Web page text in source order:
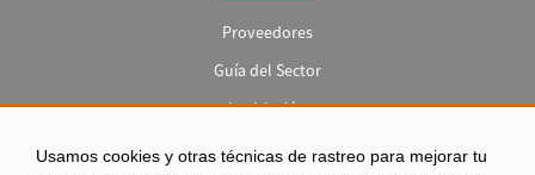
Usamos cookies y otras técnicas de rastreo para mejorar tu
Proveedores
Guía del Sector
Legislación
Empleo